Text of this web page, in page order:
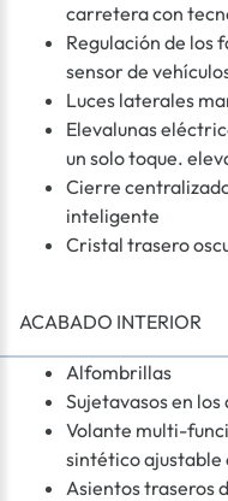
carretera con
Regulación de los
sensor de
Luces laterales
Elevalunas
un solo toque.
Cierre
inteligente
Cristal trasero
ACABADO INTERIOR
Alfombrillas
Sujetavasos en
Volante multi-
sintético ajustable
Asientos traseros